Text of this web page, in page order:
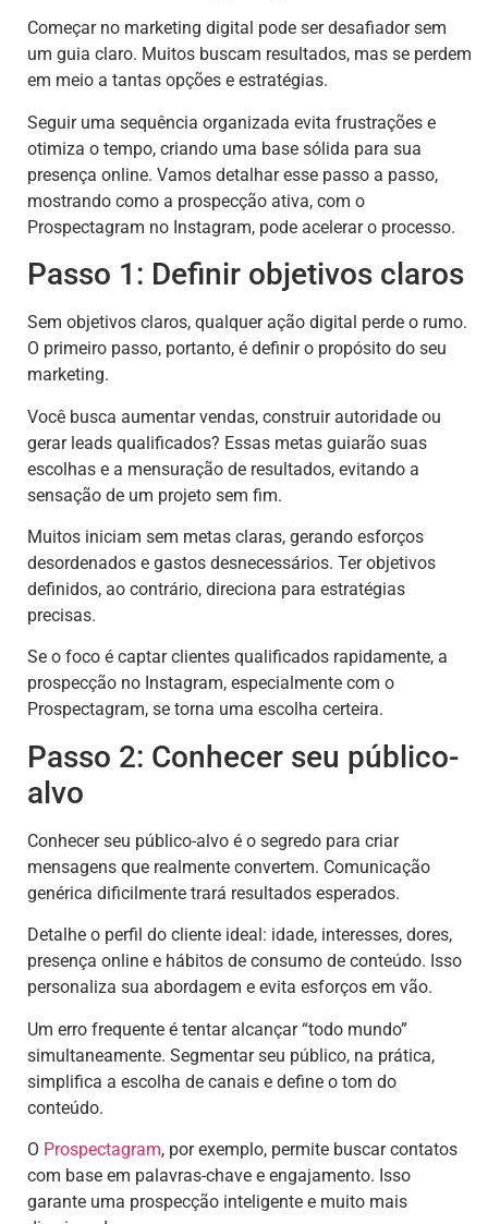
Começar no marketing digital pode ser desafiador sem
um guia claro. Muitos buscam resultados, mas se perdem
em meio a tantas opções e estratégias.
Seguir uma sequência organizada evita frustrações e
otimiza o tempo, criando uma base sólida para sua
presença online. Vamos detalhar esse passo a passo,
mostrando como a prospecção ativa, com o
Prospectagram no Instagram, pode acelerar o processo.
Passo 1: Definir objetivos claros
Sem objetivos claros, qualquer ação digital perde o rumo.
O primeiro passo, portanto, é definir o propósito do seu
marketing.
Você busca aumentar vendas, construir autoridade ou
gerar leads qualificados? Essas metas guiarão suas
escolhas e a mensuração de resultados, evitando a
sensação de um projeto sem fim.
Muitos iniciam sem metas claras, gerando esforços
desordenados e gastos desnecessários. Ter objetivos
definidos, ao contrário, direciona para estratégias
precisas.
Se o foco é captar clientes qualificados rapidamente, a
prospecção no Instagram, especialmente com o
Prospectagram, se torna uma escolha certeira.
Passo 2: Conhecer seu público-
alvo
Conhecer seu público-alvo é o segredo para criar
mensagens que realmente convertem. Comunicação
genérica dificilmente trará resultados esperados.
Detalhe o perfil do cliente ideal: idade, interesses, dores,
presença online e hábitos de consumo de conteúdo. Isso
personaliza sua abordagem e evita esforços em vão.
Um erro frequente é tentar alcançar “todo mundo”
simultaneamente. Segmentar seu público, na prática,
simplifica a escolha de canais e define o tom do
conteúdo.
O Prospectagram, por exemplo, permite buscar contatos
com base em palavras-chave e engajamento. Isso
garante uma prospecção inteligente e muito mais